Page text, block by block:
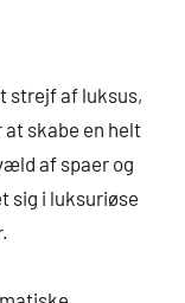
strejf af luksus,
skabe en helt
af spaer og
sig i luksuriøse